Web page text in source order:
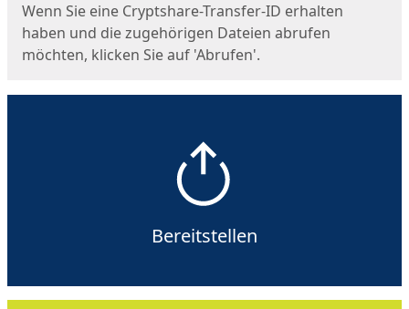
Wenn Sie eine Cryptshare-Transfer-ID erhalten
haben und die zugehörigen Dateien abrufen
möchten, klicken Sie auf 'Abrufen'.
Bereitstellen